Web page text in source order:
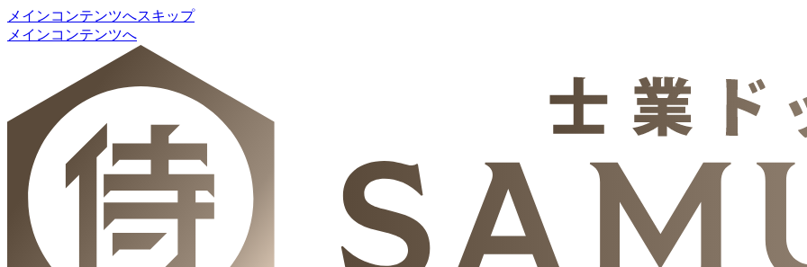
メインコンテンツへスキップ
メインコンテンツへ